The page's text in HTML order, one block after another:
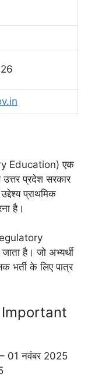
Education) एक
उत्तर प्रदेश सरकार
प्राथमिक
है।
है। जो अभ्यर्थी
भर्ती के लिए पात्र
– 01 नवंबर 2025